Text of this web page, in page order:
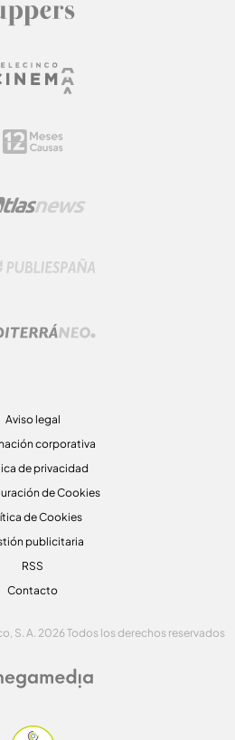
Aviso legal
corporativa
de privacidad
de Cookies
de Cookies
publicitaria
RSS
Contacto
S. A. 2026 Todos los derechos reservados